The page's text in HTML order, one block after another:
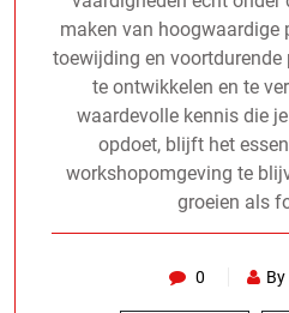
maken van hoogwaardige
toewijding en
te ontwikkelen en te
waardevolle kennis die
opdoet, blijft het
workshopomgeving te
groeien als
0